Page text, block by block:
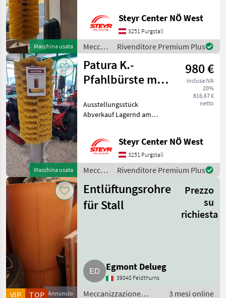
Macchina usata
Meccanizzazione interna
Strumenti per zootecnia e
cura animali
Steyr Center NÖ West
3251 Purgstall
Meccanizzazione
interna
/ Patura
Rivenditore Premium Plus
Macchina usata
Patura K.-
Pfahlbürste mit
980 €
inclusa IVA
20%
816,67 €
netto
Ausstellungsstück
Abverkauf Lagernd am
Meccanizzazione interna
Strumenti per zootecnia e
cura animali
Steyr Center NÖ West
3251 Purgstall
Meccanizzazione
/ Patura
Rivenditore Premium Plus
Annuncio
VIP TOP
Entlüftungsrohre
für Stall
Prezzo
su
richiesta
Egmont Delueg
39040 Feldthurns
Meccanizzazione
3 mesi online